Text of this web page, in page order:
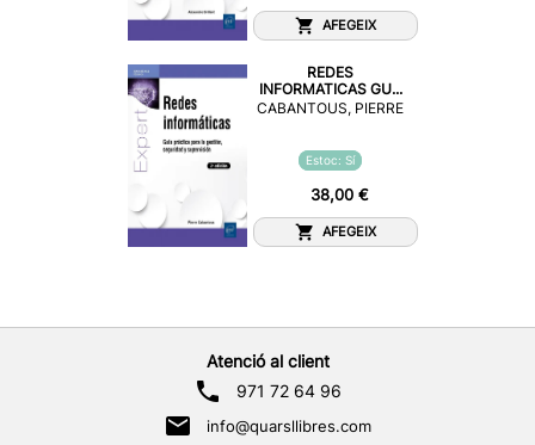
AFEGEIX
REDES
INFORMATICAS GU...
CABANTOUS, PIERRE
Estoc: Sí
38,00 €
AFEGEIX
Atenció al client
971 72 64 96
info@quarsllibres.com